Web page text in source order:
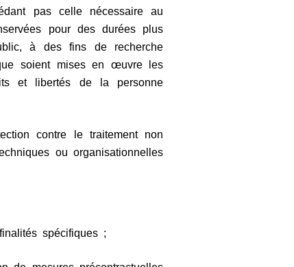
pas celle nécessaire au
pour des durées plus
à des fins de recherche
soient mises en œuvre les
et libertés de la personne
contre le traitement non
ou organisationnelles
spécifiques ;